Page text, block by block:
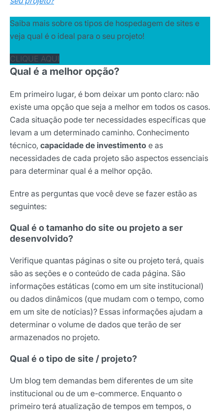
Saiba mais sobre os tipos de hospedagem de sites e
veja qual é o ideal para o seu projeto!
CLIQUE AQUI
Qual é a melhor opção?
Em primeiro lugar, é bom deixar um ponto claro: não
existe uma opção que seja a melhor em todos os casos.
Cada situação pode ter necessidades específicas que
levam a um determinado caminho. Conhecimento
técnico, capacidade de investimento e as
necessidades de cada projeto são aspectos essenciais
para determinar qual é a melhor opção.
Entre as perguntas que você deve se fazer estão as
seguintes:
Qual é o tamanho do site ou projeto a ser
desenvolvido?
Verifique quantas páginas o site ou projeto terá, quais
são as seções e o conteúdo de cada página. São
informações estáticas (como em um site institucional)
ou dados dinâmicos (que mudam com o tempo, como
em um site de notícias)? Essas informações ajudam a
determinar o volume de dados que terão de ser
armazenados no projeto.
Qual é o tipo de site / projeto?
Um blog tem demandas bem diferentes de um site
institucional ou de um e-commerce. Enquanto o
primeiro terá atualização de tempos em tempos, o